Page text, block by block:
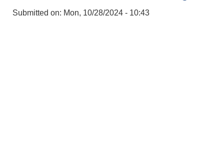
Submitted on: Mon, 10/28/2024 - 10:43